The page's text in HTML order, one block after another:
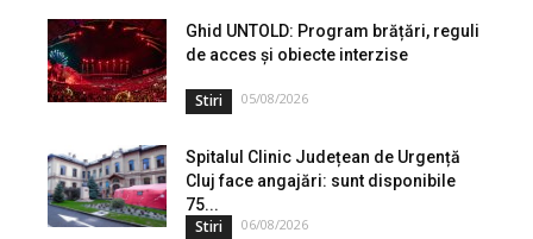
Ghid UNTOLD: Program brățări, reguli
de acces și obiecte interzise
Stiri 05/08/2026
Spitalul Clinic Județean de Urgență
Cluj face angajări: sunt disponibile
75...
Stiri 06/08/2026